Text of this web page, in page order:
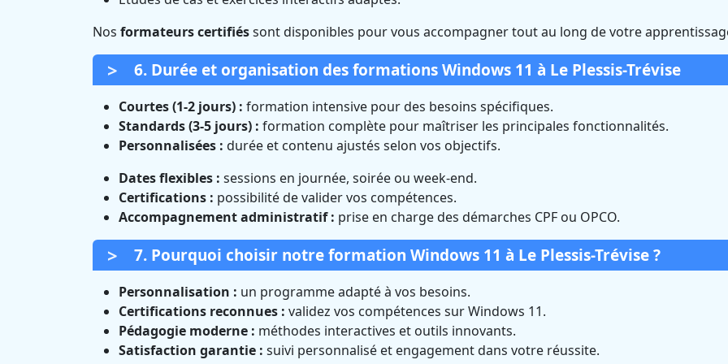
Nos formateurs certifiéssont disponibles pour vous accompagner tout au long de votre
6. Durée et organisation des formations Windows 11 à Le Plessis-Trévise
Courtes (1-2 jours) : formation intensive pour des besoins spécifiques.
Standards (3-5 jours) : formation complète pour maîtriser les principales fonctionnalités.
Personnalisées : durée et contenu ajustés selon vos objectifs.
Dates flexibles : sessions en journée, soirée ou week-end.
Certifications : possibilité de valider vos compétences.
Accompagnement administratif : prise en charge des démarches CPF ou OPCO.
7. Pourquoi choisir notre formation Windows 11 à Le Plessis-Trévise ?
Personnalisation : un programme adapté à vos besoins.
Certifications reconnues : validez vos compétences sur Windows 11.
Pédagogie moderne : méthodes interactives et outils innovants.
Satisfaction garantie : suivi personnalisé et engagement dans votre réussite.